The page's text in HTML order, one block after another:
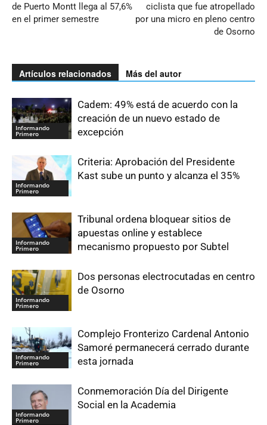
de Puerto Montt llega al 57,6%
en el primer semestre
ciclista que fue atropellado
por una micro en pleno centro
de Osorno
Artículos relacionados Más del autor
Informando
Primero
Cadem: 49% está de acuerdo con la
creación de un nuevo estado de
excepción
Informando
Primero
Criteria: Aprobación del Presidente
Kast sube un punto y alcanza el 35%
Informando
Primero
Tribunal ordena bloquear sitios de
apuestas online y establece
mecanismo propuesto por Subtel
Informando
Primero
Dos personas electrocutadas en centro
de Osorno
Informando
Primero
Complejo Fronterizo Cardenal Antonio
Samoré permanecerá cerrado durante
esta jornada
Informando
Primero
Conmemoración Día del Dirigente
Social en la Academia